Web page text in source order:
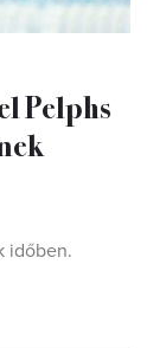
Pelphs
időben.